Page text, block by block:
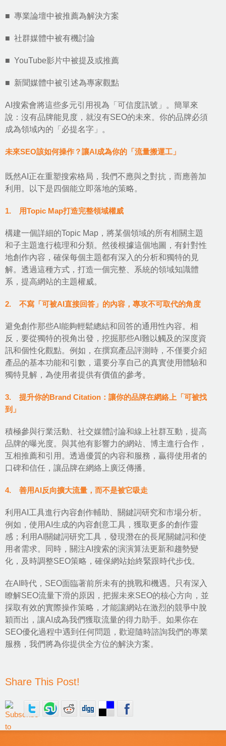
■ 專業論壇中被推薦為解決方案
■ 社群媒體中被有機討論
■ YouTube影片中被提及或推薦
■ 新聞媒體中被引述為專家觀點
AI搜索會將這些多元引用視為「可信度訊號」。簡單來
說：沒有品牌能見度，就沒有SEO的未來。你的品牌必須
成為領域內的「必提名字」。
未來SEO該如何操作？讓AI成為你的「流量搬運工」
既然AI正在重塑搜索格局，我們不應與之對抗，而應善加
利用。以下是四個能立即落地的策略。
1. 用Topic Map打造完整領域權威
構建一個詳細的Topic Map，將某個領域的所有相關主題
和子主題進行梳理和分類。然後根據這個地圖，有針對性
地創作內容，確保每個主題都有深入的分析和獨特的見
解。透過這種方式，打造一個完整、系統的領域知識體
系，提高網站的主題權威。
2. 不寫「可被AI直接回答」的內容，專攻不可取代的角度
避免創作那些AI能夠輕鬆總結和回答的通用性內容。相
反，要從獨特的視角出發，挖掘那些AI難以觸及的深度資
訊和個性化觀點。例如，在撰寫產品評測時，不僅要介紹
產品的基本功能和引數，還要分享自己的真實使用體驗和
獨特見解，為使用者提供有價值的參考。
3. 提升你的Brand Citation：讓你的品牌在網絡上「可被找
到」
積極參與行業活動、社交媒體討論和線上社群互動，提高
品牌的曝光度。與其他有影響力的網站、博主進行合作，
互相推薦和引用。透過優質的內容和服務，贏得使用者的
口碑和信任，讓品牌在網絡上廣泛傳播。
4. 善用AI反向擴大流量，而不是被它吸走
利用AI工具進行內容創作輔助、關鍵詞研究和市場分析。
例如，使用AI生成的內容創意工具，獲取更多的創作靈
感；利用AI關鍵詞研究工具，發現潛在的長尾關鍵詞和使
用者需求。同時，關注AI搜索的演演算法更新和趨勢變
化，及時調整SEO策略，確保網站始終緊跟時代步伐。
在AI時代，SEO面臨著前所未有的挑戰和機遇。只有深入
瞭解SEO流量下滑的原因，把握未來SEO的核心方向，並
採取有效的實際操作策略，才能讓網站在激烈的競爭中脫
穎而出，讓AI成為我們獲取流量的得力助手。如果你在
SEO優化過程中遇到任何問題，歡迎隨時諮詢我們的專業
服務，我們將為你提供全方位的解決方案。
Share This Post!